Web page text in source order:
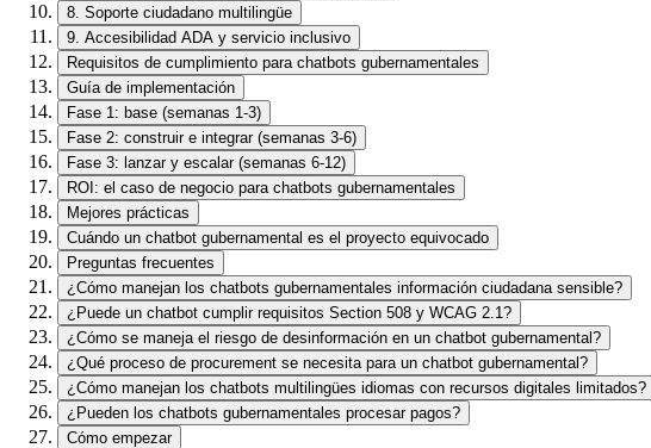
8. Soporte ciudadano multilingüe
9. Accesibilidad ADA y servicio inclusivo
Requisitos de cumplimiento para chatbots gubernamentales
Guía de implementación
Fase 1: base (semanas 1-3)
Fase 2: construir e integrar (semanas 3-6)
Fase 3: lanzar y escalar (semanas 6-12)
ROI: el caso de negocio para chatbots gubernamentales
Mejores prácticas
Cuándo un chatbot gubernamental es el proyecto equivocado
Preguntas frecuentes
¿Cómo manejan los chatbots gubernamentales información ciudadana sensible?
¿Puede un chatbot cumplir requisitos Section 508 y WCAG 2.1?
¿Cómo se maneja el riesgo de desinformación en un chatbot gubernamental?
¿Qué proceso de procurement se necesita para un chatbot gubernamental?
¿Cómo manejan los chatbots multilingües idiomas con recursos digitales limitados?
¿Pueden los chatbots gubernamentales procesar pagos?
Cómo empezar